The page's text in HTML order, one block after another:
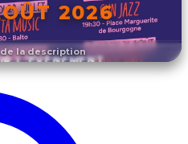
la description
2026
L'ÉVÉNEMENT